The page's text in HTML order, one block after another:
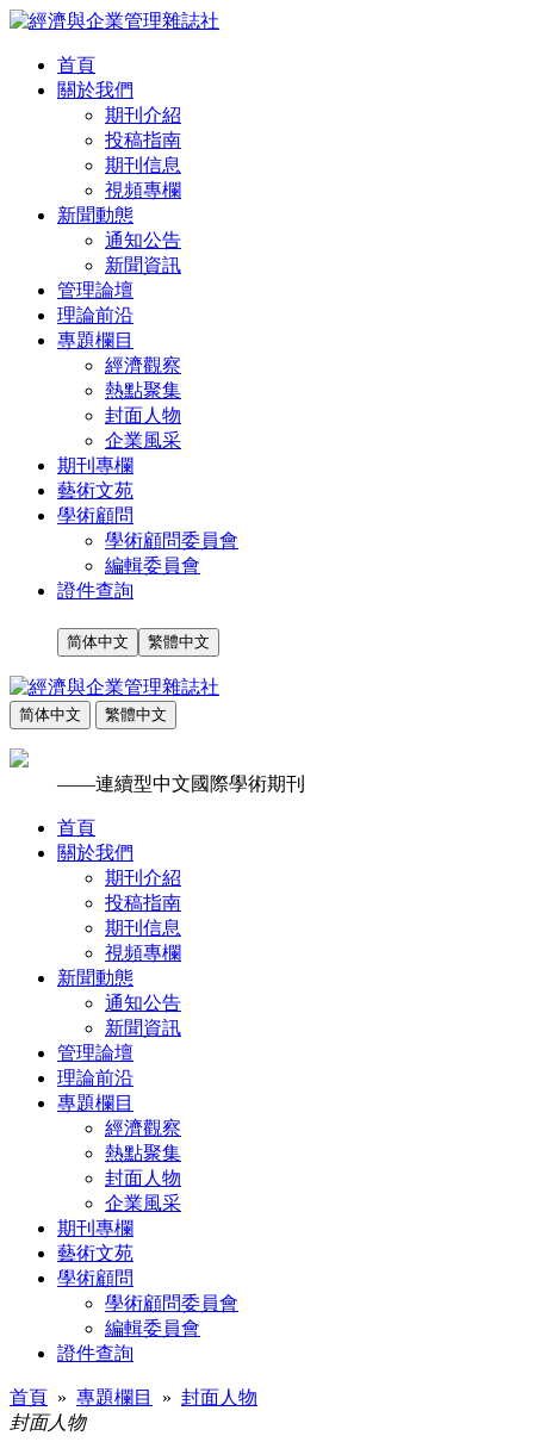
首頁
關於我們
期刊介紹
投稿指南
期刊信息
視頻專欄
新聞動態
通知公告
新聞資訊
管理論壇
理論前沿
專題欄目
經濟觀察
熱點聚集
封面人物
企業風采
期刊專欄
藝術文苑
學術顧問
學術顧問委員會
編輯委員會
證件查詢
简体中文 繁體中文
简体中文 繁體中文
——連續型中文國際學術期刊
首頁
關於我們
期刊介紹
投稿指南
期刊信息
視頻專欄
新聞動態
通知公告
新聞資訊
管理論壇
理論前沿
專題欄目
經濟觀察
熱點聚集
封面人物
企業風采
期刊專欄
藝術文苑
學術顧問
學術顧問委員會
編輯委員會
證件查詢
首頁 » 專題欄目 » 封面人物
封面人物